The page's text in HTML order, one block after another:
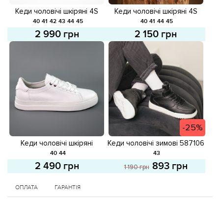
Кеди чоловічі шкіряні 4S
581934 Чорні
40 41 42 43 44 45
2 990 грн
Кеди чоловічі шкіряні 4S
585592 Сірі
40 41 44 45
2 150 грн
Кеди чоловічі шкіряні
585636 Білі
40 44
2 490 грн
-25%
Кеди чоловічі зимові 587106
Чорні розпродаж
43
1 190 грн 893 грн
ОПЛАТА ГАРАНТІЯ